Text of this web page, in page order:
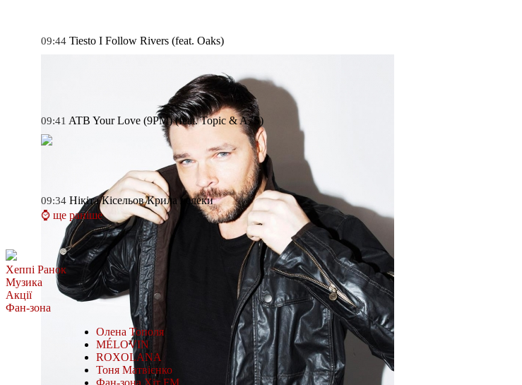
09:44 Tiesto I Follow Rivers (feat. Oaks)
09:41 ATB Your Love (9PM) (feat. Topic & A7S)
09:34 Нікіта Кісельов Крила лелеки
⌚ ще раніше
Хеппі Ранок
Музика
Акції
Фан-зона
Олена Тополя
MÉLOVIN
ROXOLANA
Тоня Матвієнко
Фан-зона Хіт FM.